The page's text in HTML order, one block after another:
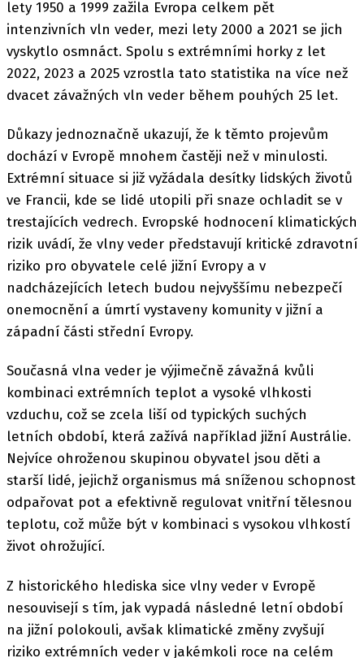
lety 1950 a 1999 zažila Evropa celkem pět
intenzivních vln veder, mezi lety 2000 a 2021 se jich
vyskytlo osmnáct. Spolu s extrémními horky z let
2022, 2023 a 2025 vzrostla tato statistika na více než
dvacet závažných vln veder během pouhých 25 let.
Důkazy jednoznačně ukazují, že k těmto projevům
dochází v Evropě mnohem častěji než v minulosti.
Extrémní situace si již vyžádala desítky lidských životů
ve Francii, kde se lidé utopili při snaze ochladit se v
trestajících vedrech. Evropské hodnocení klimatických
rizik uvádí, že vlny veder představují kritické zdravotní
riziko pro obyvatele celé jižní Evropy a v
nadcházejících letech budou nejvyššímu nebezpečí
onemocnění a úmrtí vystaveny komunity v jižní a
západní části střední Evropy.
Současná vlna veder je výjimečně závažná kvůli
kombinaci extrémních teplot a vysoké vlhkosti
vzduchu, což se zcela liší od typických suchých
letních období, která zažívá například jižní Austrálie.
Nejvíce ohroženou skupinou obyvatel jsou děti a
starší lidé, jejichž organismus má sníženou schopnost
odpařovat pot a efektivně regulovat vnitřní tělesnou
teplotu, což může být v kombinaci s vysokou vlhkostí
život ohrožující.
Z historického hlediska sice vlny veder v Evropě
nesouvisejí s tím, jak vypadá následné letní období
na jižní polokouli, avšak klimatické změny zvyšují
riziko extrémních veder v jakémkoli roce na celém